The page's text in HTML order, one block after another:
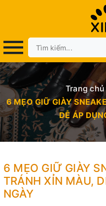
Trang chủ
6 MẸO GIỮ GIÀY
DỄ ÁP
6 MẸO GIỮ GIÀY
TRÁNH XỈN MÀU,
NGÀY